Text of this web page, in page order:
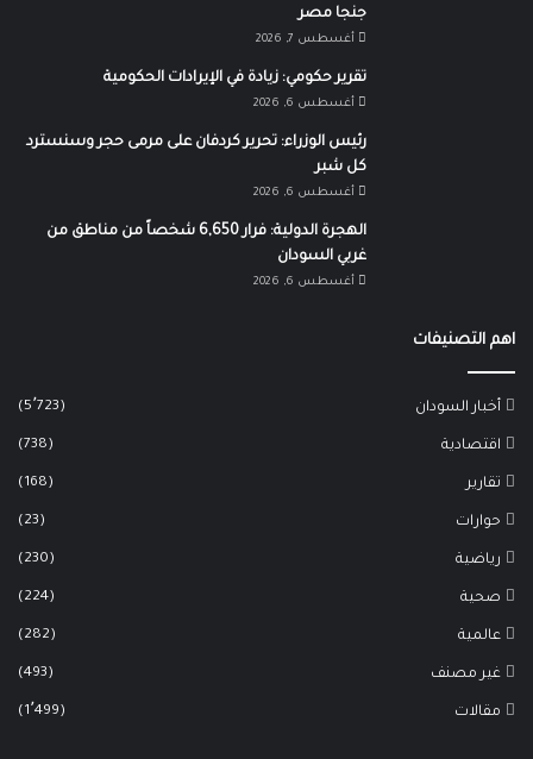
جنجا مصر
أغسطس 7, 2026
تقرير حكومي: زيادة في الإيرادات الحكومية
أغسطس 6, 2026
رئيس الوزراء: تحرير كردفان على مرمى حجر وسنسترد
كل شبر
أغسطس 6, 2026
الهجرة الدولية: فرار 6,650 شخصاً من مناطق من
غربي السودان
أغسطس 6, 2026
اهم التصنيفات
أخبار السودان (5٬723)
اقتصادية (738)
تقارير (168)
حوارات (23)
رياضية (230)
صحية (224)
عالمية (282)
غير مصنف (493)
مقالات (1٬499)